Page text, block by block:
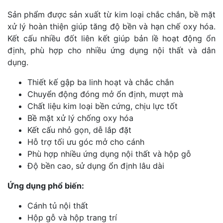
Sản phẩm được sản xuất từ kim loại chắc chắn, bề mặt
xử lý hoàn thiện giúp tăng độ bền và hạn chế oxy hóa.
Kết cấu nhiều đốt liên kết giúp bản lề hoạt động ổn
định, phù hợp cho nhiều ứng dụng nội thất và dân
dụng.
Thiết kế gập ba linh hoạt và chắc chắn
Chuyển động đóng mở ổn định, mượt mà
Chất liệu kim loại bền cứng, chịu lực tốt
Bề mặt xử lý chống oxy hóa
Kết cấu nhỏ gọn, dễ lắp đặt
Hỗ trợ tối ưu góc mở cho cánh
Phù hợp nhiều ứng dụng nội thất và hộp gỗ
Độ bền cao, sử dụng ổn định lâu dài
Ứng dụng phổ biến:
Cánh tủ nội thất
Hộp gỗ và hộp trang trí